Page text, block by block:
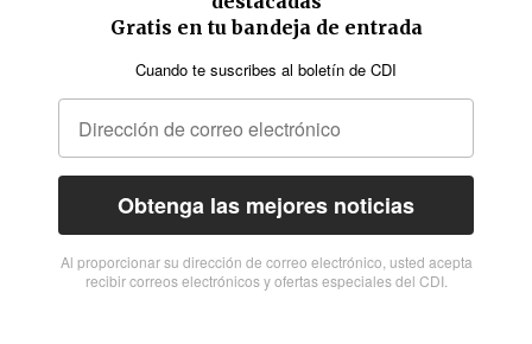
Gratis en tu bandeja de entrada
Cuando te suscribes al boletín de CDI
Obtenga las mejores noticias
Al proporcionar su dirección de correo electrónico, usted acepta
recibir correos electrónicos y ofertas especiales del CDI.